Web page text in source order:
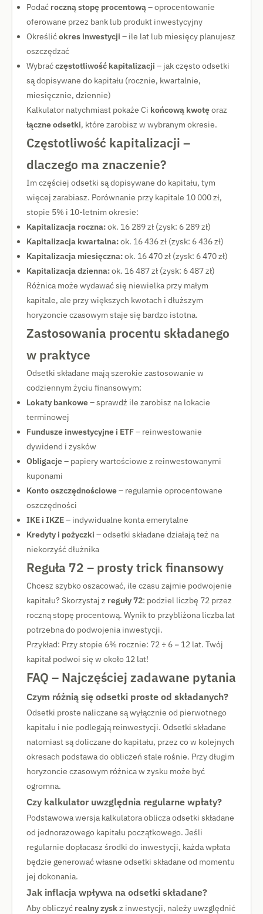
Podać roczną stopę procentową– oprocentowanie
oferowane przez bank lub produkt inwestycyjny
Określićokres inwestycji – ile lat lub miesięcy planujesz
oszczędzać
Wybraćczęstotliwość kapitalizacji – jak często odsetki
są dopisywane do kapitału (rocznie, kwartalnie,
miesięcznie, dziennie)
Kalkulator natychmiast pokaże Ci końcową kwotęoraz
łączne odsetki, które zarobisz w wybranym okresie.
Częstotliwość kapitalizacji –
dlaczego ma znaczenie?
Im częściej odsetki są dopisywane do kapitału, tym
więcej zarabiasz. Porównanie przy kapitale 10 000 zł,
stopie 5% i 10-letnim okresie:
Kapitalizacja roczna:ok. 16 289 zł (zysk: 6 289 zł)
Kapitalizacja kwartalna:ok. 16 436 zł (zysk: 6 436 zł)
Kapitalizacja miesięczna:ok. 16 470 zł (zysk: 6 470 zł)
Kapitalizacja dzienna:ok. 16 487 zł (zysk: 6 487 zł)
Różnica może wydawać się niewielka przy małym
kapitale, ale przy większych kwotach i dłuższym
horyzoncie czasowym staje się bardzo istotna.
Zastosowania procentu składanego
w praktyce
Odsetki składane mają szerokie zastosowanie w
codziennym życiu finansowym:
Lokaty bankowe– sprawdź ile zarobisz na lokacie
terminowej
Fundusze inwestycyjne i ETF– reinwestowanie
dywidend i zysków
Obligacje– papiery wartościowe z reinwestowanymi
kuponami
Konto oszczędnościowe– regularnie oprocentowane
oszczędności
IKE i IKZE– indywidualne konta emerytalne
Kredyty i pożyczki – odsetki składane działają też na
niekorzyść dłużnika
Reguła 72 – prosty trick finansowy
Chcesz szybko oszacować, ile czasu zajmie podwojenie
kapitału? Skorzystaj z reguły 72: podziel liczbę 72 przez
roczną stopę procentową. Wynik to przybliżona liczba lat
potrzebna do podwojenia inwestycji.
Przykład: Przy stopie 6% rocznie: 72 ÷ 6 = 12 lat. Twój
kapitał podwoi się w około 12 lat!
FAQ – Najczęściej zadawane pytania
Czym różnią się odsetki proste od składanych?
Odsetki proste naliczane są wyłącznie od pierwotnego
kapitału i nie podlegają reinwestycji. Odsetki składane
natomiast są doliczane do kapitału, przez co w kolejnych
okresach podstawa do obliczeń stale rośnie. Przy długim
horyzoncie czasowym różnica w zysku może być
ogromna.
Czy kalkulator uwzględnia regularne wpłaty?
Podstawowa wersja kalkulatora oblicza odsetki składane
od jednorazowego kapitału początkowego. Jeśli
regularnie dopłacasz środki do inwestycji, każda wpłata
będzie generować własne odsetki składane od momentu
jej dokonania.
Jak inflacja wpływa na odsetki składane?
Aby obliczyć realny zyskz inwestycji, należy uwzględnić